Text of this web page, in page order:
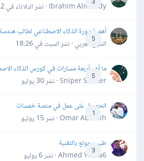
Ibrahim Almahdy · نشر
الثلاثاء في 23:22
5
أهمية دورة الذكاء الاصطناعي لطالب
الشيخ العربي · نشرالسبت في 18:26
5
ما أهم أربعة مسارات في كورس الذكاء
Sniper Shaker · نشر
30 يوليو
1
الحصول على عمل في منصة خمسات
Omar Abdallh · نشر
15 يوليو
3
طبيب مولع بالتقنية
Ahmed Yahia6 · نشر
6 يوليو